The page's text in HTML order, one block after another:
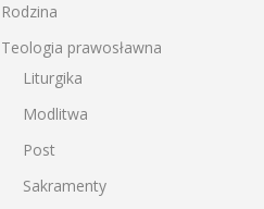
Rodzina
Teologia prawosławna
Liturgika
Modlitwa
Post
Sakramenty